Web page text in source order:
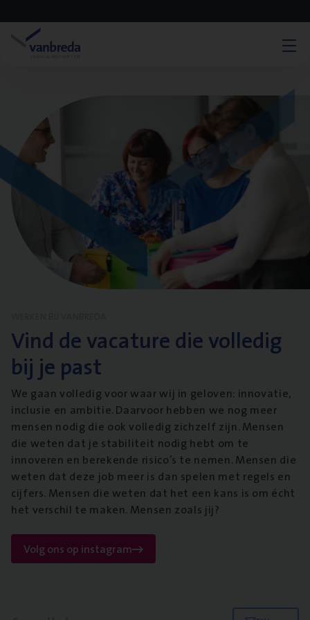
Vind de vacature die volledig
bij je past
We gaan volledig voor waar wij in geloven: innovatie,
inclusie en ambitie. Daarvoor hebben we nog meer
mensen nodig die ook volledig zichzelf zijn. Mensen
die weten dat je stabiliteit nodig hebt om te
innoveren en berekende risico’s te nemen. Mensen die
weten dat deze job meer is dan spelen met regels en
cijfers. Mensen die weten dat het een kans is om écht
het verschil te maken. Mensen zoals jij?
Volg ons op instagram